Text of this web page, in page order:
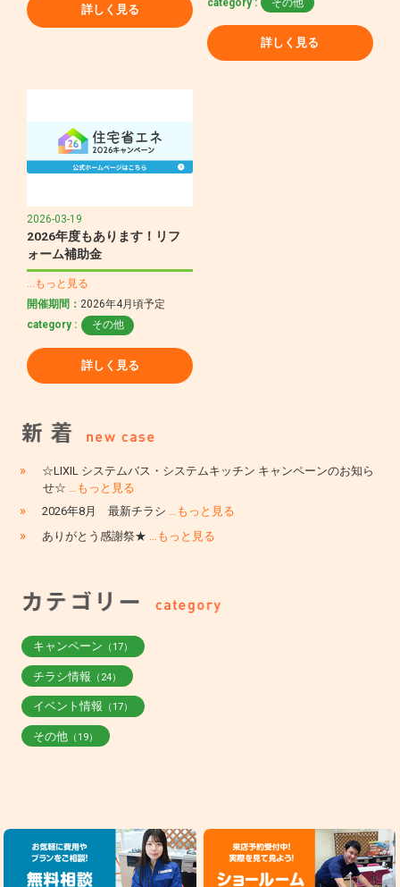
詳しく見る
詳しく見る
2026-03-19
2026年度もあります！リフ
ォーム補助金
…もっと見る
開催期間：2026年4月頃予定
category :
その他
詳しく見る
»
☆LIXIL システムバス・システムキッチン キャンペーンのお知ら
せ☆
…もっと見る
» 2026年8月 最新チラシ …もっと見る
» ありがとう感謝祭★ …もっと見る
キャンペーン （17）
チラシ情報 （24）
イベント情報 （17）
その他（19）